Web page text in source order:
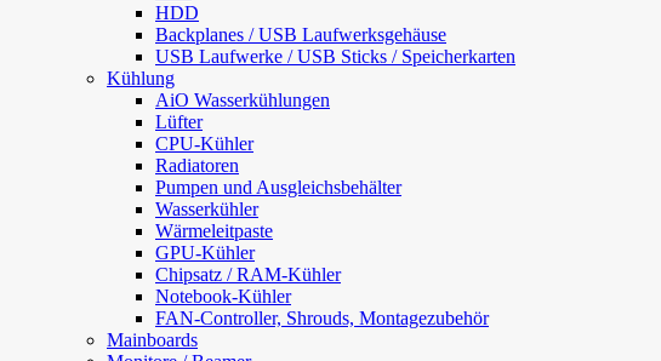
HDD
Backplanes / USB Laufwerksgehäuse
USB Laufwerke / USB Sticks / Speicherkarten
Kühlung
AiO Wasserkühlungen
Lüfter
CPU-Kühler
Radiatoren
Pumpen und Ausgleichsbehälter
Wasserkühler
Wärmeleitpaste
GPU-Kühler
Chipsatz / RAM-Kühler
Notebook-Kühler
FAN-Controller, Shrouds, Montagezubehör
Mainboards